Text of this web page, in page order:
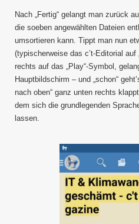
Nach „Fertig“ gelangt man zurück
die soeben angewählten Dateien
umsortieren kann. Tippt man nun
(typischerweise das c’t-Editorial auf
rechts auf das „Play“-Symbol,
Hauptbildschirm – und „schon“
nach oben“ ganz unten rechts
dem sich die grundlegenden
lassen.